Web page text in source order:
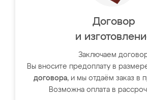
Договор
и
Заключаем
Вы вносите предоплату в
договора, и мы отдаём заказ в
Возможна оплата в